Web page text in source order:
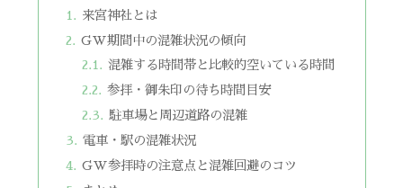
来宮神社とは
GW期間中の混雑状況の傾向
混雑する時間帯と比較的空いている時間
参拝・御朱印の待ち時間目安
駐車場と周辺道路の混雑
電車・駅の混雑状況
GW参拝時の注意点と混雑回避のコツ